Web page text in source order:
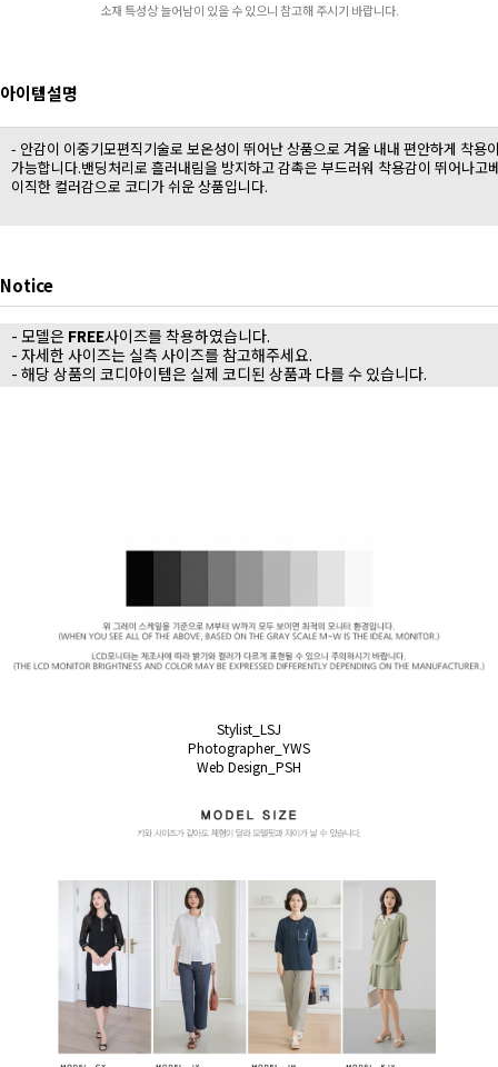
소재 특성상 늘어남이 있을 수 있으니 참고해 주시기 바랍니다.
아이템설명
- 안감이 이중기모편직기술로 보온성이 뛰어난 상품으로 겨울 내내 편안하게 착용
가능합니다.밴딩처리로 흘러내림을 방지하고 감촉은 부드러워 착용감이 뛰어나고
이직한 컬러감으로 코디가 쉬운 상품입니다.
Notice
- 모델은 FREE사이즈를 착용하였습니다.
- 자세한 사이즈는 실측 사이즈를 참고해주세요.
- 해당 상품의 코디아이템은 실제 코디된 상품과 다를 수 있습니다.
Stylist_LSJ
Photographer_YWS
Web Design_PSH